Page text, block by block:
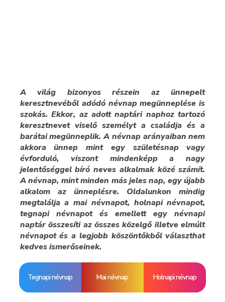
A világ bizonyos részein az ünnepelt
keresztnevéből adódó névnap megünneplése is
szokás. Ekkor, az adott naptári naphoz tartozó
keresztnevet viselő személyt a családja és a
barátai megünneplik. A névnap arányaiban nem
akkora ünnep mint egy születésnap vagy
évforduló, viszont mindenképp a nagy
jelentőséggel bíró neves alkalmak közé számít.
A névnap, mint minden más jeles nap, egy újabb
alkalom az ünneplésre. Oldalunkon mindig
megtalálja a mai névnapot, holnapi névnapot,
tegnapi névnapot és emellett egy névnapi
naptár összesíti az összes közelgő illetve elmúlt
névnapot és a legjobb köszöntőkből választhat
kedves ismerőseinek.
Tegnapi névnap Mai névnap Holnapi névnap